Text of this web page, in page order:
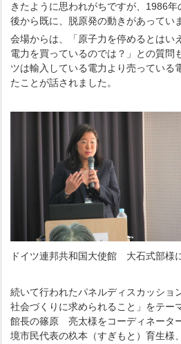
きたように思われがちですが、1986
後から既に、脱原発の動きがあってい
会場からは、「原子力を停めるとはい
電力を買っているのでは？」との質問
ツは輸入している電力より売っている
たことが話されました。
ドイツ連邦共和国大使館 大石式部様
続いて行われたパネルディスカッショ
社会づくりに求められること」をテー
館長の篠原 亮太様をコーディネータ
境市民代表の杦本（すぎもと）育生様